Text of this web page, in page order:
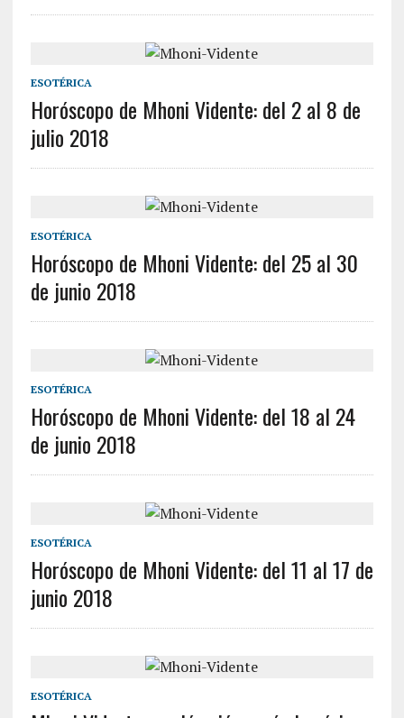
ESOTÉRICA
Horóscopo de Mhoni Vidente: del 2 al 8 de
julio 2018
ESOTÉRICA
Horóscopo de Mhoni Vidente: del 25 al 30
de junio 2018
ESOTÉRICA
Horóscopo de Mhoni Vidente: del 18 al 24
de junio 2018
ESOTÉRICA
Horóscopo de Mhoni Vidente: del 11 al 17 de
junio 2018
ESOTÉRICA